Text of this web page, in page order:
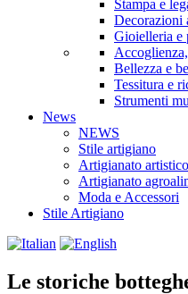
Stampa e
Decorazioni
Gioielleria e
Bellezza e
Tessitura e
Strumenti
News
NEWS
Stile artigiano
Artigianato artistico
Artigianato
Moda e Accessori
Stile Artigiano
Le storiche